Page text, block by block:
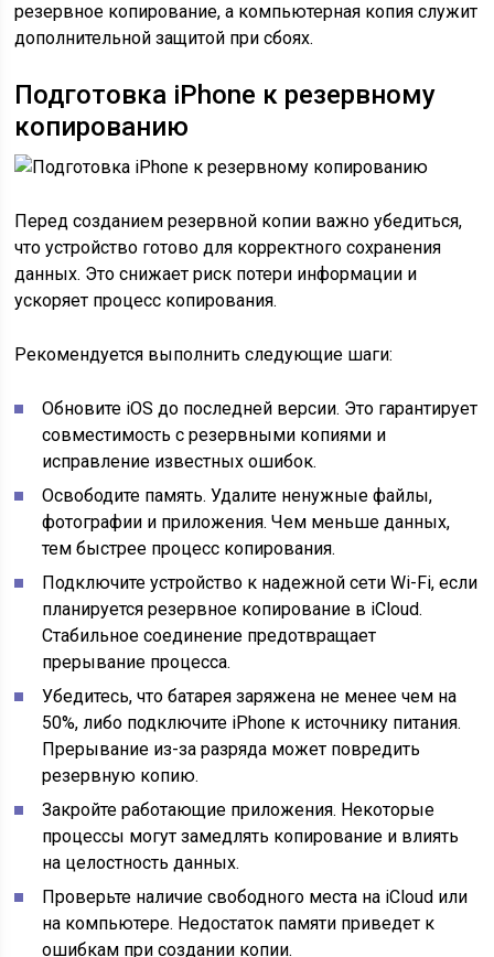
резервное копирование, а компьютерная копия служит
дополнительной защитой при сбоях.
Подготовка iPhone к резервному
копированию
Перед созданием резервной копии важно убедиться,
что устройство готово для корректного сохранения
данных. Это снижает риск потери информации и
ускоряет процесс копирования.
Рекомендуется выполнить следующие шаги:
Обновите iOS до последней версии. Это гарантирует
совместимость с резервными копиями и
исправление известных ошибок.
Освободите память. Удалите ненужные файлы,
фотографии и приложения. Чем меньше данных,
тем быстрее процесс копирования.
Подключите устройство к надежной сети Wi-Fi, если
планируется резервное копирование в iCloud.
Стабильное соединение предотвращает
прерывание процесса.
Убедитесь, что батарея заряжена не менее чем на
50%, либо подключите iPhone к источнику питания.
Прерывание из-за разряда может повредить
резервную копию.
Закройте работающие приложения. Некоторые
процессы могут замедлять копирование и влиять
на целостность данных.
Проверьте наличие свободного места на iCloud или
на компьютере. Недостаток памяти приведет к
ошибкам при создании копии.